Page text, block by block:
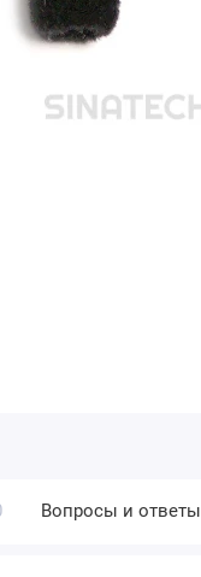
Вопросы и ответы